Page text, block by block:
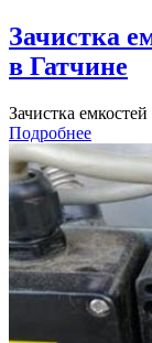
Зачистка
в Гатчине
Зачистка
Подробнее